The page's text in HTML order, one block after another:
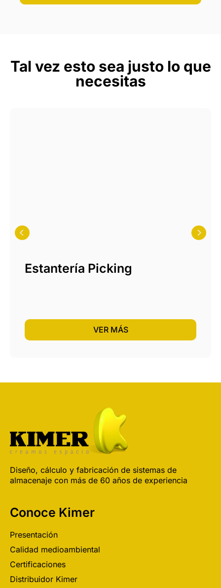
Tal vez esto sea justo lo que
necesitas
Estantería Picking
VER MÁS
Diseño, cálculo y fabricación de sistemas de
almacenaje con más de 60 años de experiencia
Conoce Kimer
Presentación
Calidad medioambiental
Certificaciones
Distribuidor Kimer